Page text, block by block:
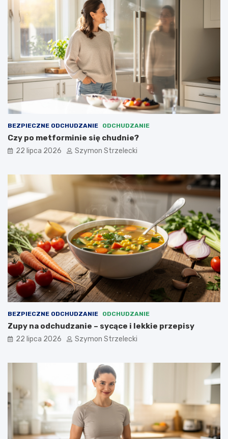
BEZPIECZNE ODCHUDZANIE ODCHUDZANIE
Czy po metforminie się chudnie?
22 lipca 2026 Szymon Strzelecki
BEZPIECZNE ODCHUDZANIE ODCHUDZANIE
Zupy na odchudzanie – sycące i lekkie przepisy
22 lipca 2026 Szymon Strzelecki